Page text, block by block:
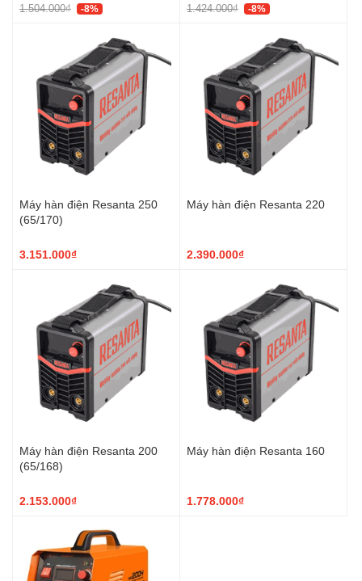
1.504.000₫ -8% 1.424.000₫ -8%
Máy hàn điện Resanta 250
(65/170)
3.151.000₫
Máy hàn điện Resanta 220
2.390.000₫
Máy hàn điện Resanta 200
(65/168)
2.153.000₫
Máy hàn điện Resanta 160
1.778.000₫